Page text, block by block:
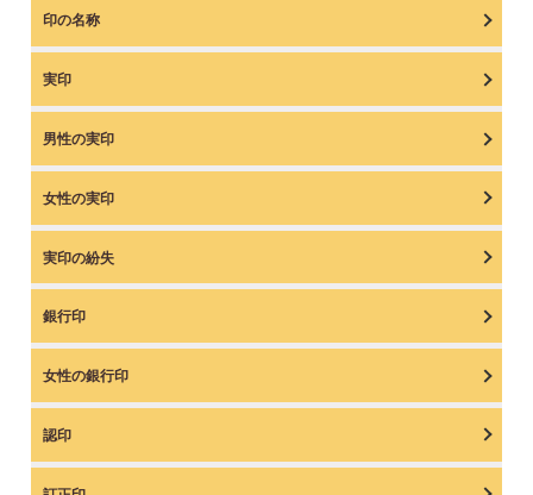
印の名称
実印
男性の実印
女性の実印
実印の紛失
銀行印
女性の銀行印
認印